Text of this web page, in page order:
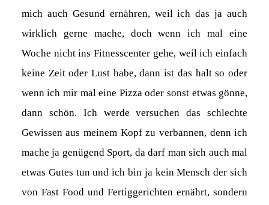
mich auch Gesund ernähren, weil ich das ja auch
wirklich gerne mache, doch wenn ich mal eine
Woche nicht ins Fitnesscenter gehe, weil ich einfach
keine Zeit oder Lust habe, dann ist das halt so oder
wenn ich mir mal eine Pizza oder sonst etwas gönne,
dann schön. Ich werde versuchen das schlechte
Gewissen aus meinem Kopf zu verbannen, denn ich
mache ja genügend Sport, da darf man sich auch mal
etwas Gutes tun und ich bin ja kein Mensch der sich
von Fast Food und Fertiggerichten ernährt, sondern